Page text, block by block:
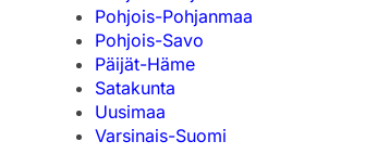
Pohjois-Pohjanmaa
Pohjois-Savo
Päijät-Häme
Satakunta
Uusimaa
Varsinais-Suomi